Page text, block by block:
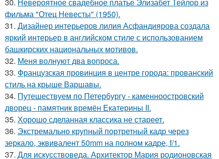
фильма "Отец Невесты" (1950).
31. Дизайнер интерьеров лилия Асфандиярова создала
яркий интерьер в английском стиле с использованием
башкирских национальных мотивов.
32. Меня волнуют два вопроса.
33. Французская провинция в центре города: прованский
стиль на крыше Варшавы.
34. Путешествуем по Петербургу - каменноостровский
дворец - памятник времён Екатерины II.
35. Хорошо сделанная классика не стареет.
36. Экстремально крупный портретный кадр через
зеркало, эквивалент 50mm на полном кадре, f/1.
37. Для искусствоведа. Архитектор Мария родионовская